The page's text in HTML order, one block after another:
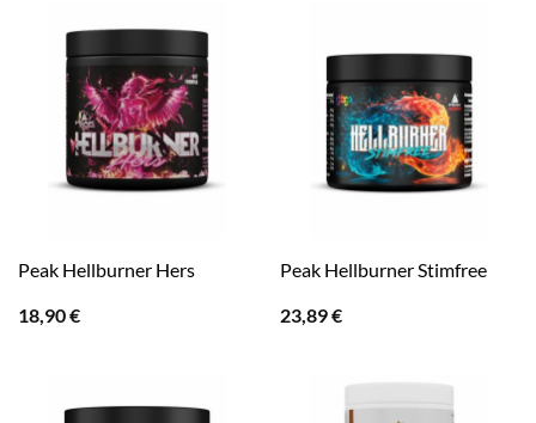
Peak Hellburner Hers
18,90€
Peak Hellburner Stimfree
23,89€